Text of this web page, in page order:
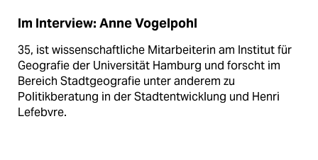
Im Interview: Anne Vogelpohl
35, ist wissenschaftliche Mitarbeiterin am Institut für
Geografie der Universität Hamburg und forscht im
Bereich Stadtgeografie unter anderem zu
Politikberatung in der Stadtentwicklung und Henri
Lefebvre.